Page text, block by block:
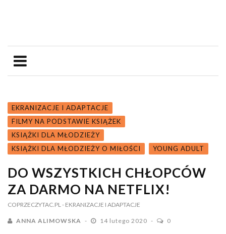
EKRANIZACJE I ADAPTACJE
FILMY NA PODSTAWIE KSIĄŻEK
KSIĄŻKI DLA MŁODZIEŻY
KSIĄŻKI DLA MŁODZIEŻY O MIŁOŚCI
YOUNG ADULT
DO WSZYSTKICH CHŁOPCÓW
ZA DARMO NA NETFLIX!
COPRZECZYTAC.PL - EKRANIZACJE I ADAPTACJE
ANNA ALIMOWSKA 14 lutego 2020 0